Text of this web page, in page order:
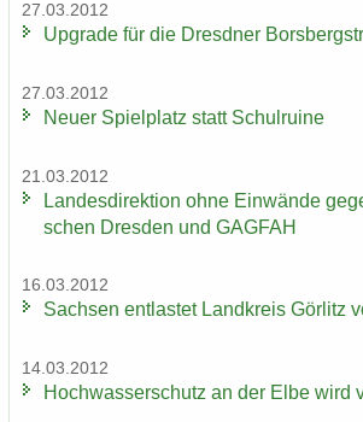
27.03.2012
Up­grade für die Dresd­ner
27.03.2012
Neuer Spiel­platz statt Schul­rui­ne
21.03.2012
Lan­des­di­rek­ti­on ohne Ein­wän­de
schen Dres­den und GAG­FAH
16.03.2012
Sach­sen ent­las­tet Land­kreis Gör­litz
14.03.2012
Hoch­was­ser­schutz an der Elbe wird